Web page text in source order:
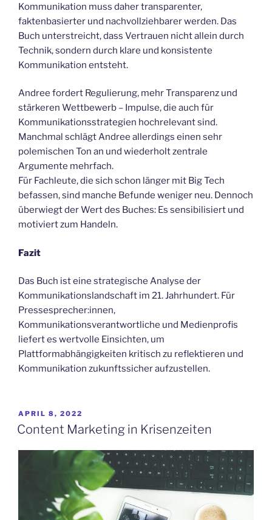
Kommunikation muss daher transparenter,
faktenbasierter und nachvollziehbarer werden. Das
Buch unterstreicht, dass Vertrauen nicht allein durch
Technik, sondern durch klare und konsistente
Kommunikation entsteht.
Andree fordert Regulierung, mehr Transparenz und
stärkeren Wettbewerb – Impulse, die auch für
Kommunikationsstrategien hochrelevant sind.
Manchmal schlägt Andree allerdings einen sehr
polemischen Ton an und wiederholt zentrale
Argumente mehrfach.
Für Fachleute, die sich schon länger mit Big Tech
befassen, sind manche Befunde weniger neu. Dennoch
überwiegt der Wert des Buches: Es sensibilisiert und
motiviert zum Handeln.
Fazit
Das Buch ist eine strategische Analyse der
Kommunikationslandschaft im 21. Jahrhundert. Für
Pressesprecher:innen,
Kommunikationsverantwortliche und Medienprofis
liefert es wertvolle Einsichten, um
Plattformabhängigkeiten kritisch zu reflektieren und
Kommunikation zukunftssicher aufzustellen.
VERÖFFENTLICHT
AM
APRIL 8, 2022
Content Marketing in Krisenzeiten